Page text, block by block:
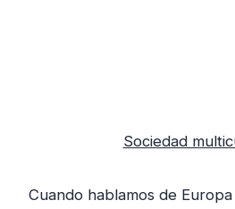
Sociedad
Cuando hablamos de